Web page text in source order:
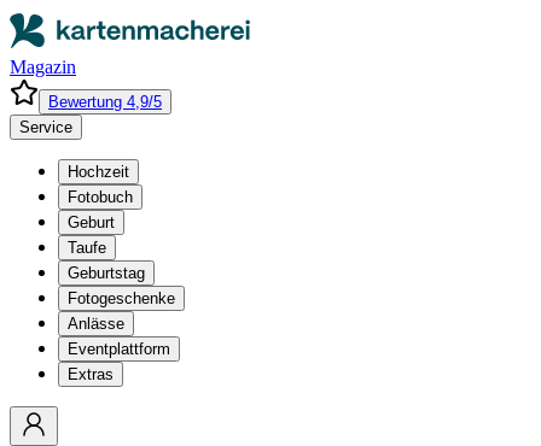
Magazin
Bewertung 4,9/5
Service
Hochzeit
Fotobuch
Geburt
Taufe
Geburtstag
Fotogeschenke
Anlässe
Eventplattform
Extras